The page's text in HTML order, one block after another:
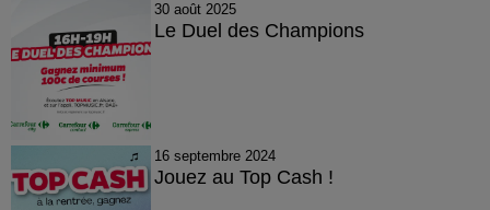
30 août 2025
Le Duel des Champions
16 septembre 2024
Jouez au Top Cash !